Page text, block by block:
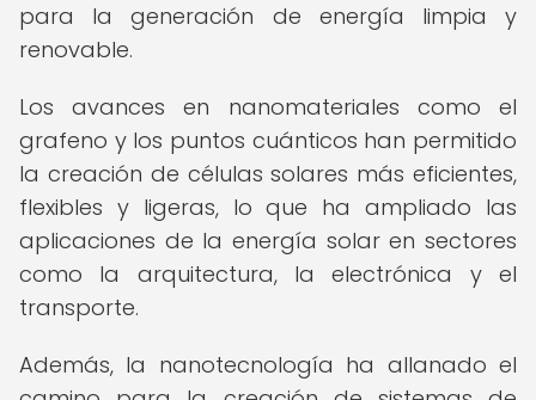
para la generación de energía limpia y
renovable.
Los avances en nanomateriales como el
grafeno y los puntos cuánticos han permitido
la creación de células solares más eficientes,
flexibles y ligeras, lo que ha ampliado las
aplicaciones de la energía solar en sectores
como la arquitectura, la electrónica y el
transporte.
Además, la nanotecnología ha allanado el